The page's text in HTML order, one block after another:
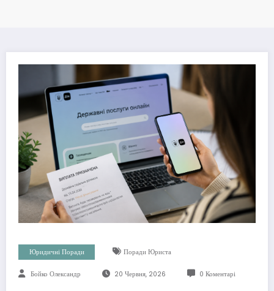
Юридичні Поради Поради Юриста
Бойко Олександр 20 Червня, 2026 0 Коментарі